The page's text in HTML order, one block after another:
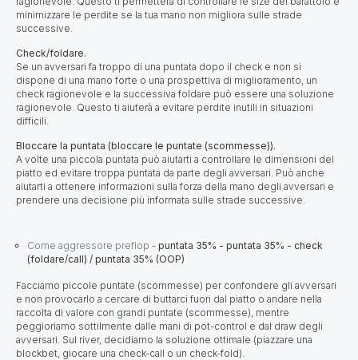
minimizzare le perdite se la tua mano non migliora sulle strade
successive.
Check/foldare.
Se un avversari fa troppo di una puntata dopo il check e non si
dispone di una mano forte o una prospettiva di miglioramento, un
check ragionevole e la successiva foldare può essere una soluzione
ragionevole. Questo ti aiuterà a evitare perdite inutili in situazioni
difficili.
Bloccare la puntata (bloccare le puntate (scommesse)).
A volte una piccola puntata può aiutarti a controllare le dimensioni del
piatto ed evitare troppa puntata da parte degli avversari. Può anche
aiutarti a ottenere informazioni sulla forza della mano degli avversari e
prendere una decisione più informata sulle strade successive.
Come aggressore preflop - puntata 35% - puntata 35% - check
(foldare/call) / puntata 35% (OOP)
Facciamo piccole puntate (scommesse) per confondere gli avversari
e non provocarlo a cercare di buttarci fuori dal piatto o andare nella
raccolta di valore con grandi puntate (scommesse), mentre
peggioriamo sottilmente dalle mani di pot-control e dal draw degli
avversari. Sul river, decidiamo la soluzione ottimale (piazzare una
blockbet, giocare una check-call o un check-fold).